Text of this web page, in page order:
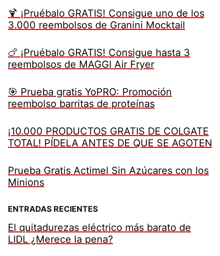
🍹 ¡Pruébalo GRATIS! Consigue uno de los
3.000 reembolsos de Granini Mocktail
🍗 ¡Pruébalo GRATIS! Consigue hasta 3
reembolsos de MAGGI Air Fryer
🎯 Prueba gratis YoPRO: Promoción
reembolso barritas de proteínas
¡10.000 PRODUCTOS GRATIS DE COLGATE
TOTAL! PÍDELA ANTES DE QUE SE AGOTEN
Prueba Gratis Actimel Sin Azúcares con los
Minions
ENTRADAS RECIENTES
El quitadurezas eléctrico más barato de
LIDL ¿Merece la pena?